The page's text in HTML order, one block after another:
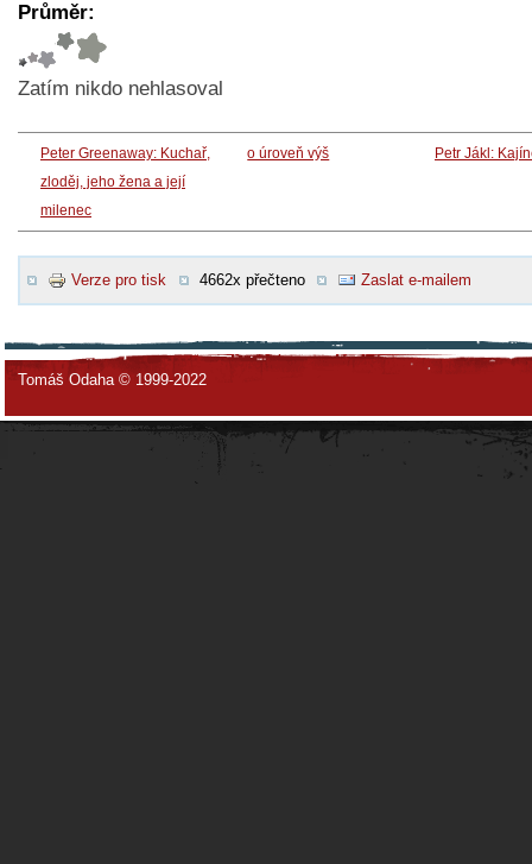
Průměr:
Zatím nikdo nehlasoval
Peter Greenaway: Kuchař,
zloděj, jeho žena a její
milenec
o úroveň výš Petr Jákl:
Verze pro tisk 4662x přečteno Zaslat e-mailem
Tomáš Odaha © 1999-2022